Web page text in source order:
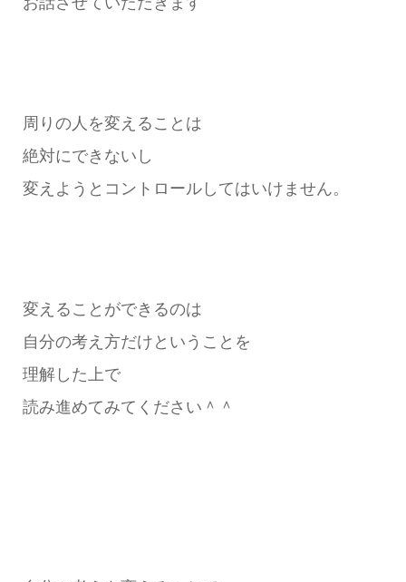
周りの人を変えることは
絶対にできないし
変えようとコントロールしてはいけません。
変えることができるのは
自分の考え方だけということを
理解した上で
読み進めてみてください＾＾